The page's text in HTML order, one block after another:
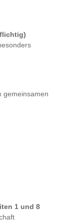
gemeinsamen
1 und 8